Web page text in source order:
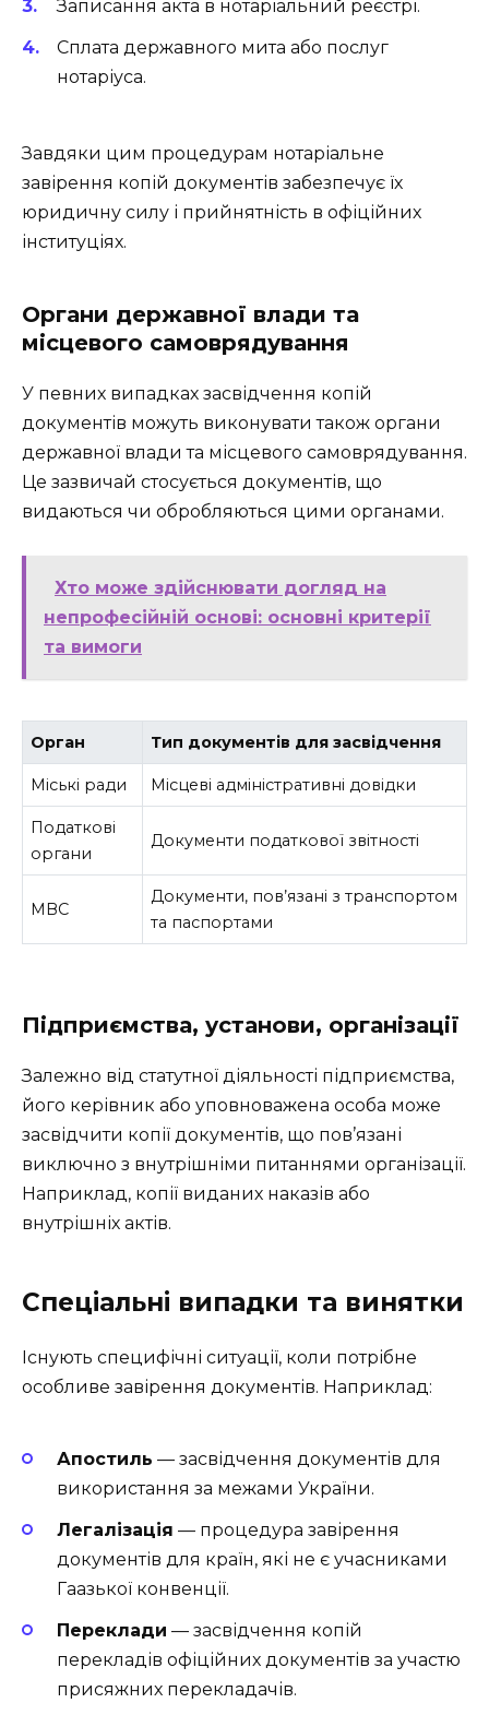
Записання акта в нотаріальний реєстрі.
Сплата державного мита або послуг
нотаріуса.
Завдяки цим процедурам нотаріальне
завірення копій документів забезпечує їх
юридичну силу і прийнятність в офіційних
інституціях.
Органи державної влади та
місцевого самоврядування
У певних випадках засвідчення копій
документів можуть виконувати також органи
державної влади та місцевого самоврядування.
Це зазвичай стосується документів, що
видаються чи обробляються цими органами.
Хто може здійснювати догляд на
непрофесійній основі: основні критерії
та вимоги
Орган Тип документів для засвідчення
Міські ради Місцеві адміністративні довідки
Податкові
органи
Документи податкової звітності
МВС
Документи, пов’язані з транспортом
та паспортами
Підприємства, установи, організації
Залежно від статутної діяльності підприємства,
його керівник або уповноважена особа може
засвідчити копії документів, що пов’язані
виключно з внутрішніми питаннями організації.
Наприклад, копії виданих наказів або
внутрішніх актів.
Спеціальні випадки та винятки
Існують специфічні ситуації, коли потрібне
особливе завірення документів. Наприклад:
Апостиль — засвідчення документів для
використання за межами України.
Легалізація — процедура завірення
документів для країн, які не є учасниками
Гаазької конвенції.
Переклади — засвідчення копій
перекладів офіційних документів за участю
присяжних перекладачів.